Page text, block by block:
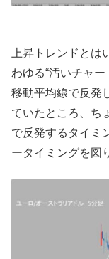
上昇トレンドと
わゆる“汚いチャ
移動平均線で反発
ていたところ、ち
で反発するタイミ
ータイミングを図